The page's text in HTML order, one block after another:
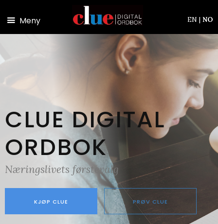
Meny EN | NO
CLUE DIGITAL
ORDBOK
Næringslivets førstevalg
KJØP CLUE PRØV CLUE